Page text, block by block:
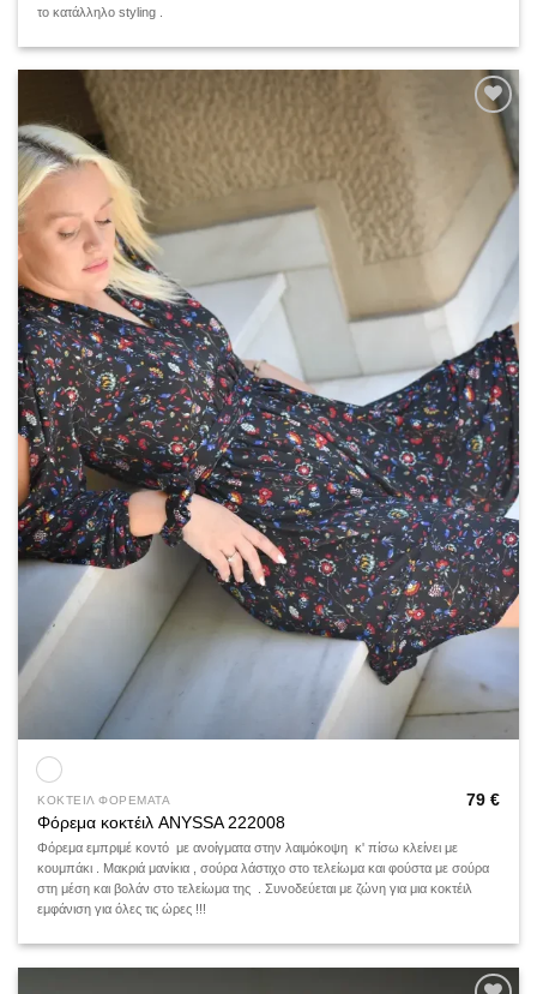
το κατάλληλο styling .
Add to
wishlist
ΚΟΚΤΕΙΛ ΦΟΡΕΜΑΤΑ
Φόρεμα κοκτέιλ ANYSSA 222008
79 €
Φόρεμα εμπριμέ κοντό με ανοίγματα στην λαιμόκοψη κ' πίσω κλείνει με
κουμπάκι . Μακριά μανίκια , σούρα λάστιχο στο τελείωμα και φούστα με σούρα
στη μέση και βολάν στο τελείωμα της . Συνοδεύεται με ζώνη για μια κοκτέιλ
εμφάνιση για όλες τις ώρες !!!